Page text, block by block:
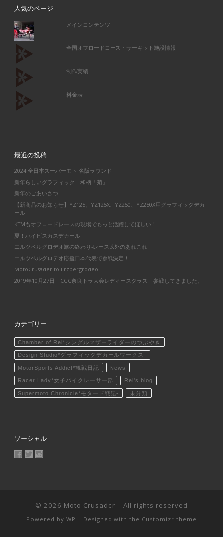
人気のページ
メインコンテンツ
全国オフロードコース・サーキット施設情報
制作実績
料金表
最近の投稿
2024 全日本スーパーモト 名阪ラウンド
新年らしいグラフィック 和柄「菊」
新年のごあいさつ
【新商品のお知らせ】YZ125、YZ125X、YZ250、YZ250X用グラフィックデカ
ール
KTMもオフロードレースの現場でもっと活躍してほしい！
夏！ハイビスカスデカール
エルツベルグロデオ旅の終わり-レース以外のあれこれ
エルツベルグロデオ応援日本代表で参戦決定！
MotoCrusader to Erzbergrodeo
2019年10月27日 CGC奈良トラ大会レディースクラス 参戦してきました。
カテゴリー
Chamber of Rei*シングルマザーライダーのつぶやき
Design Studio*グラフィックデカールワークス-
MotorSports Addict*観戦日記 News
Racer Lady*女子バイクレーサー部 Rei's blog
Supermoto Chronicle*モタード戦記- 未分類
ソーシャル
MotoCrusader さんのプロフィールを Facebook で表示
@MotoCrusader さんのプロフィールを Twitter で表示
© 2026 Moto Crusader – All rights reserved
Powered by WP – Designed with the Customizr theme